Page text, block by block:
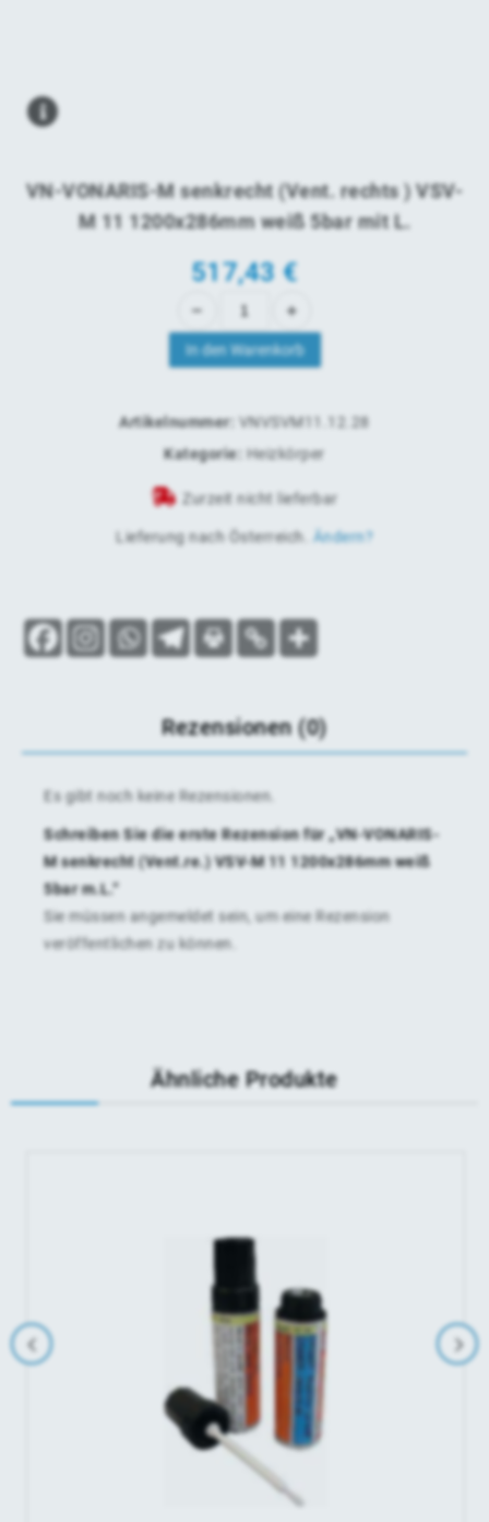
VN-VONARIS-M senkrecht (Vent. rechts ) VSV-
M 11 1200x286mm weiß 5bar mit L.
517,43€
In den Warenkorb
Artikelnummer:
VNVSVM11.12.28
Kategorie: Heizkörper
Zurzeit nicht lieferbar
Lieferung nach Österreich Ändern?
Rezensionen (0)
Es gibt noch keine Rezensionen.
Schreiben Sie die erste Rezension für „VN-VONARIS-
M senkrecht (Vent.re.) VSV-M 11 1200x286mm weiß
5bar m.L.“
Sie müssen angemeldet sein, um eine Rezension
veröffentlichen zu können.
Ähnliche Produkte